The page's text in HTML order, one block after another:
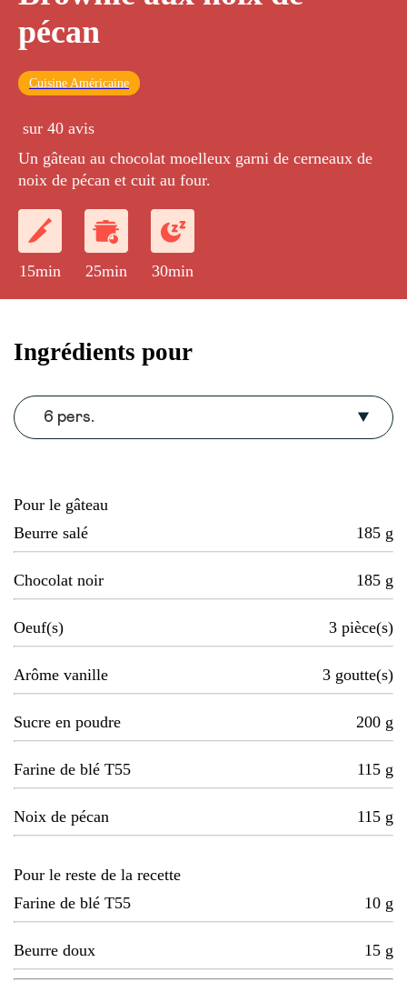
pécan
Cuisine Américaine
sur 40 avis
Un gâteau au chocolat moelleux garni de cerneaux de
noix de pécan et cuit au four.
15min 25min 30min
Ingrédients pour
6 pers.
Pour le gâteau
Beurre salé
185 g
Chocolat noir 185 g
Oeuf(s) 3 pièce(s)
Arôme vanille 3 goutte(s)
Sucre en poudre 200 g
Farine de blé T55 115 g
Noix de pécan 115 g
Pour le reste de la recette
Farine de blé T55
10 g
Beurre doux 15 g